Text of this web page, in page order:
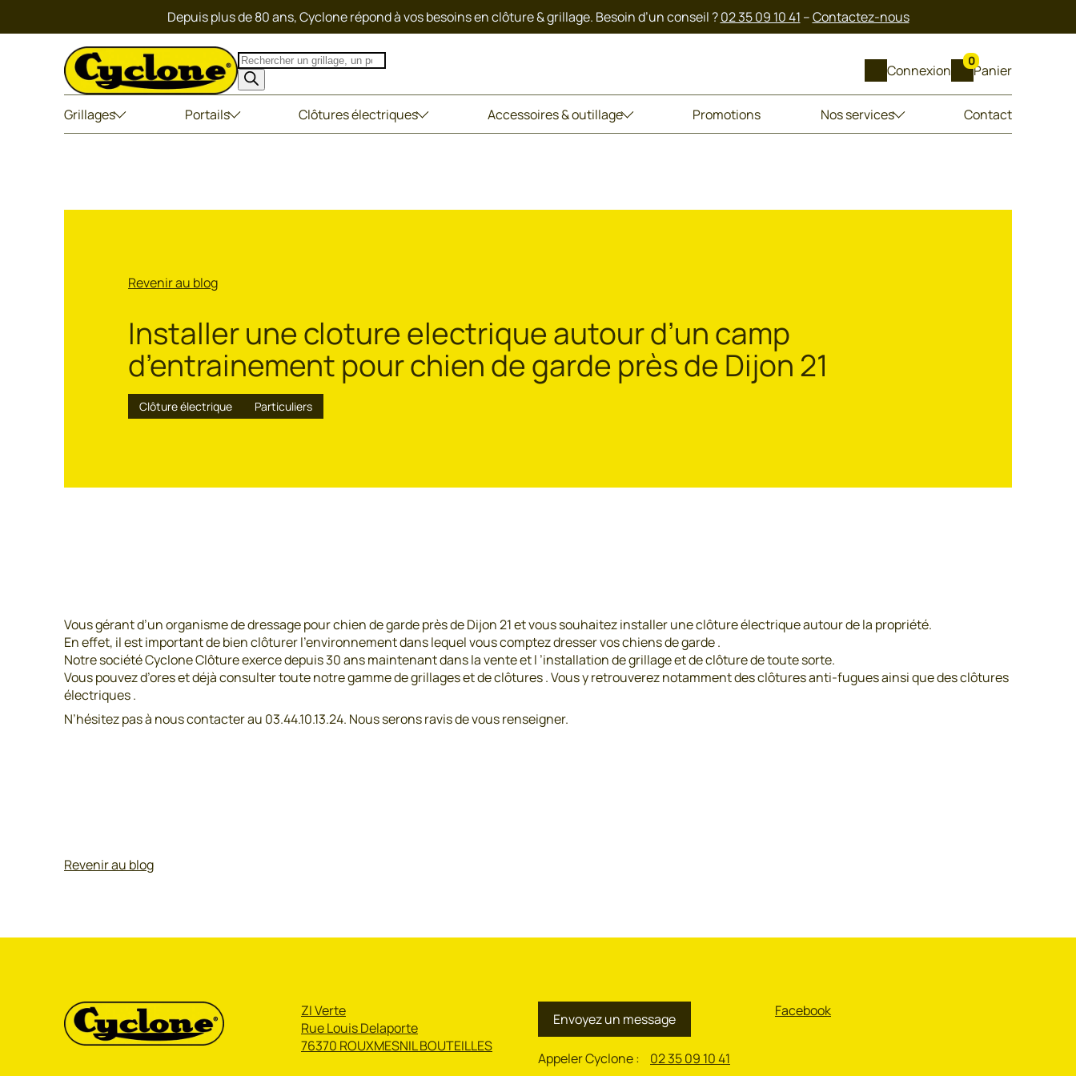
Depuis plus de 80 ans, Cyclone répond à vos besoins en clôture & grillage. Besoin d’un conseil ?02 35 09 10 41 –Contactez-nous
Recherche
de
produits
Connexion Panier
0
Grillages Portails Clôtures électriques Accessoires & outillage Promotions Nos services Contact
Revenir au blog
Installer une cloture electrique autour d’un camp
d’entrainement pour chien de garde près de Dijon 21
Clôture électrique Particuliers
Vous gérant d’un organisme de dressage pour chien de garde près de Dijon 21 et vous souhaitez installer une clôture électrique autour de la propriété.
En effet, il est important de bien clôturer l’environnement dans lequel vous comptez dresser vos chiens de garde .
Notre société Cyclone Clôture exerce depuis 30 ans maintenant dans la vente et l ’installation de grillage et de clôture de toute sorte.
Vous pouvez d’ores et déjà consulter toute notre gamme de grillages et de clôtures . Vous y retrouverez notamment des clôtures anti-fugues ainsi que des clôtures
électriques .
N’hésitez pas à nous contacter au 03.44.10.13.24. Nous serons ravis de vous renseigner.
Revenir au blog
ZI Verte
Rue Louis Delaporte
76370 ROUXMESNIL BOUTEILLES
Envoyez un message
Appeler Cyclone : 02 35 09 10 41
Facebook